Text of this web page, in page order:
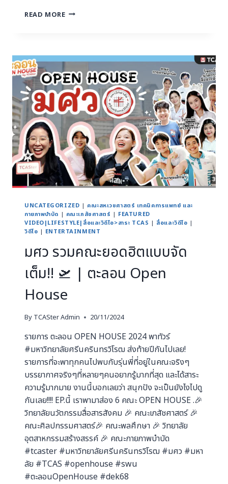
READ MORE
UNCATEGORIZED | คณะสหเวชศาสตร์ เทคนิคการแพทย์ และ
กายภาพบำบัด | คณะเภสัชศาสตร์ | FEATURED
VIDEO|LIFESTYLE|สื่อและวิดีโอ>สาระ TCAS |สื่อและวิดีโอ |
วิดีโอ | ENTERTAINMENT
มศว รวมคณะยอดฮิตแบบจัด
เต็ม!! 🛫 | ตะลอน Open
House
By TCASter Admin 20/11/2024
รายการ ตะลอน OPEN HOUSE 2024 พาทัวร์
#มหาวิทยาลัยศรีนครินทรวิโรฒ ส่งท้ายปีกันไปเลย!
รายการที่จะพาทุกคนไปพบกับรุ่นพี่ที่อยู่ในคณะจริงๆ
บรรยากาศจริงๆที่หลายๆคนอยากรู้มากที่สุด และได้สาระ
ความรู้มากมาย งานนี้บอกเลยว่า สนุกปัง จะเป็นยังไงไปดู
กันเลย!!!! EP.นี้ เราพามาส่อง 6 คณะ OPEN HOUSE .🎉
วิทยาลัยนวัตกรรมสื่อสารสังคม 🎉 คณะเภสัชศาสตร์ 🎉
คณะศิลปกรรมศาสตร์🎉 คณะพลศึกษา 🎉 วิทยาลัย
อุตสาหกรรมสร้างสรรค์ 🎉 คณะกายภาพบำบัด
#tcaster #มหาวิทยาลัยศรีนครินทรวิโรฒ #มศว #มหา
ลัย #TCAS #openhouse #swu
#ตะลอนOpenHouse #dek68